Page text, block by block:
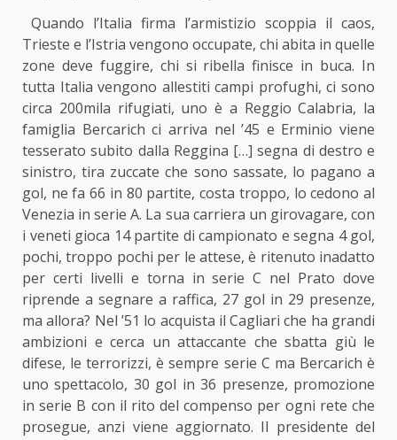
Quando l’Italia firma l’armistizio scoppia il caos,
Trieste e l’Istria vengono occupate, chi abita in quelle
zone deve fuggire, chi si ribella finisce in buca. In
tutta Italia vengono allestiti campi profughi, ci sono
circa 200mila rifugiati, uno è a Reggio Calabria, la
famiglia Bercarich ci arriva nel ’45 e Erminio viene
tesserato subito dalla Reggina […] segna di destro e
sinistro, tira zuccate che sono sassate, lo pagano a
gol, ne fa 66 in 80 partite, costa troppo, lo cedono al
Venezia in serie A. La sua carriera un girovagare, con
i veneti gioca 14 partite di campionato e segna 4 gol,
pochi, troppo pochi per le attese, è ritenuto inadatto
per certi livelli e torna in serie C nel Prato dove
riprende a segnare a raffica, 27 gol in 29 presenze,
ma allora? Nel ’51 lo acquista il Cagliari che ha grandi
ambizioni e cerca un attaccante che sbatta giù le
difese, le terrorizzi, è sempre serie C ma Bercarich è
uno spettacolo, 30 gol in 36 presenze, promozione
in serie B con il rito del compenso per ogni rete che
prosegue, anzi viene aggiornato. Il presidente del